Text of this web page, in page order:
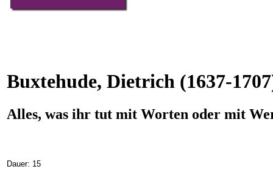
Buxtehude, Dietrich (1637-
Alles, was ihr tut mit Worten oder mit
Dauer: 15